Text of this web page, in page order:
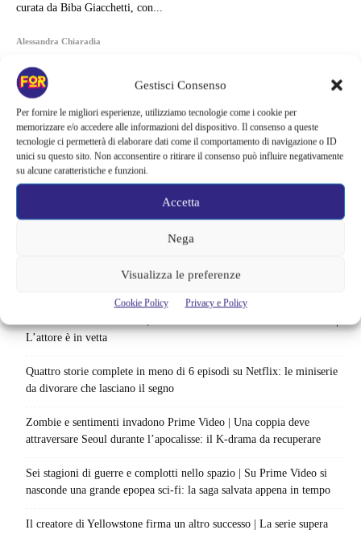
Gestisci Consenso
Per fornire le migliori esperienze, utilizziamo tecnologie come i cookie per
memorizzare e/o accedere alle informazioni del dispositivo. Il consenso a queste
tecnologie ci permetterà di elaborare dati come il comportamento di navigazione o ID
unici su questo sito. Non acconsentire o ritirare il consenso può influire negativamente
su alcune caratteristiche e funzioni.
Accetta
Nega
Visualizza le preferenze
Cookie Policy Privacy e Policy
curata da Biba Giacchetti, con...
Alessandra Chiaradia
L’attore è in vetta
Quattro storie complete in meno di 6 episodi su Netflix: le miniserie
da divorare che lasciano il segno
Zombie e sentimenti invadono Prime Video | Una coppia deve
attraversare Seoul durante l’apocalisse: il K-drama da recuperare
Sei stagioni di guerre e complotti nello spazio | Su Prime Video si
nasconde una grande epopea sci-fi: la saga salvata appena in tempo
Il creatore di Yellowstone firma un altro successo | La serie supera